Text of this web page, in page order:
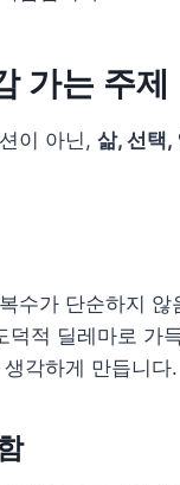
가는 주제
이 아닌, 삶, 선택,
수가 단순하지 않
덕적 딜레마로 가
각하게 만듭니다.